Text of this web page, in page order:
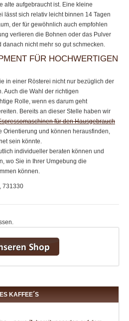
alte aufgebraucht ist. Eine kleine
lässt sich relativ leicht binnen 14 Tagen
der für gewöhnlich auch empfohlen
verlieren die Bohnen oder das Pulver
danach nicht mehr so gut schmecken.
FÜR HOCHWERTIGEN
in einer Rösterei nicht nur bezüglich der
Auch die Wahl der richtigen
Rolle, wenn es darum geht
Bereits an dieser Stelle haben wir
für den Hausgebrauch
Orientierung und können herausfinden,
sein könnte.
individueller beraten können und
wo Sie in Ihrer Umgebung die
können.
731330
KAFFEE´S